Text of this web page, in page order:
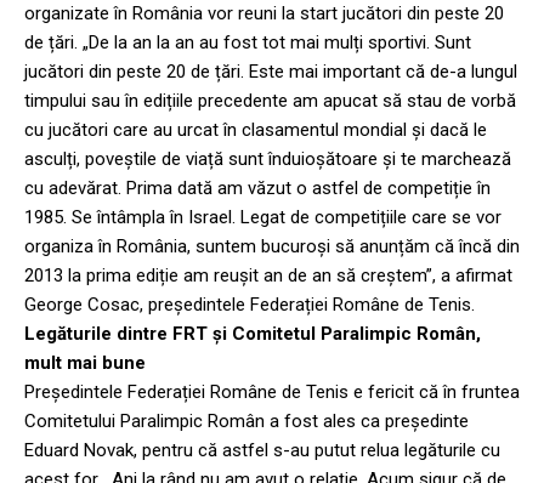
organizate în România vor reuni la start jucători din peste 20
de țări. „De la an la an au fost tot mai mulți sportivi. Sunt
jucători din peste 20 de țări. Este mai important că de-a lungul
timpului sau în edițiile precedente am apucat să stau de vorbă
cu jucători care au urcat în clasamentul mondial și dacă le
asculți, poveștile de viață sunt înduioșătoare și te marchează
cu adevărat. Prima dată am văzut o astfel de competiție în
1985. Se întâmpla în Israel. Legat de competițiile care se vor
organiza în România, suntem bucuroși să anunțăm că încă din
2013 la prima ediție am reușit an de an să creștem”, a afirmat
George Cosac, președintele Federației Române de Tenis.
Legăturile dintre FRT și Comitetul Paralimpic Român,
mult mai bune
Președintele Federației Române de Tenis e fericit că în fruntea
Comitetului Paralimpic Român a fost ales ca președinte
Eduard Novak, pentru că astfel s-au putut relua legăturile cu